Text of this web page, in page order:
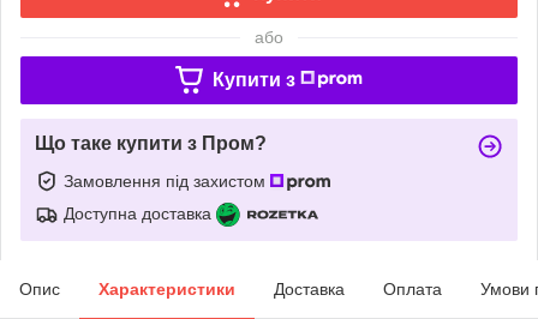
або
Купити з
Що таке купити з Пром?
Замовлення під захистом
Доступна доставка
Опис Характеристики Доставка Оплата Умови